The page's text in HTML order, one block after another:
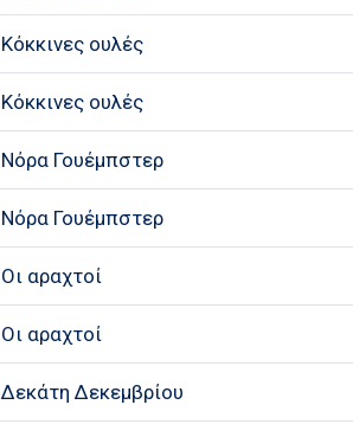
Κόκκινες ουλές
Κόκκινες ουλές
Νόρα Γουέμπστερ
Νόρα Γουέμπστερ
Οι αραχτοί
Οι αραχτοί
Δεκάτη Δεκεμβρίου